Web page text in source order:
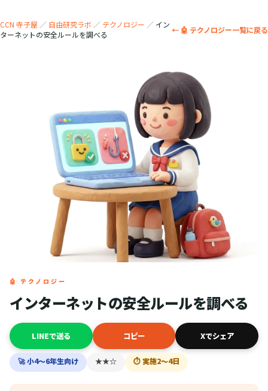
CCN 寺子屋 ／ 自由研究ラボ ／ テクノロジー ／ イン
ターネットの安全ルールを調べる
← 🤖 テクノロジー一覧に戻る
🤖 テクノロジー
インターネットの安全ルールを調べる
LINEで送る コピー Xでシェア
🚀 小4〜6年生向け ★★☆ ⏱ 実施2〜4日